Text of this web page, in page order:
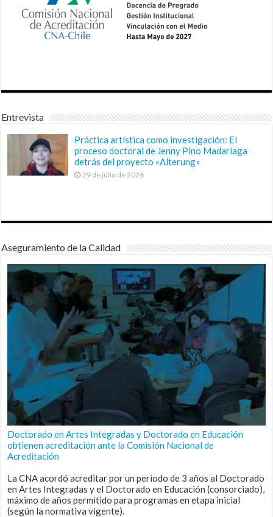
Entrevista
Práctica artística como investigación: El
proceso doctoral de Jenny Pino Madariaga
detrás del proyecto «Alterung»
29 de julio de 2026
Aseguramiento de la Calidad
Doctorado en Artes Integradas y Doctorado en Educación
obtienen acreditación ante la Comisión Nacional de
Acreditación
La CNA acordó acreditar por un periodo de 3 años al Doctorado
en Artes Integradas y el Doctorado en Educación (consorciado),
máximo de años permitido para programas en etapa inicial
(según la normativa vigente).